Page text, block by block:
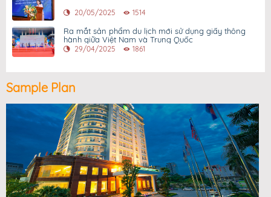
20/05/2025 1514
Ra mắt sản phẩm du lịch mới sử dụng giấy thông
hành giữa Việt Nam và Trung Quốc
29/04/2025 1861
Sample Plan